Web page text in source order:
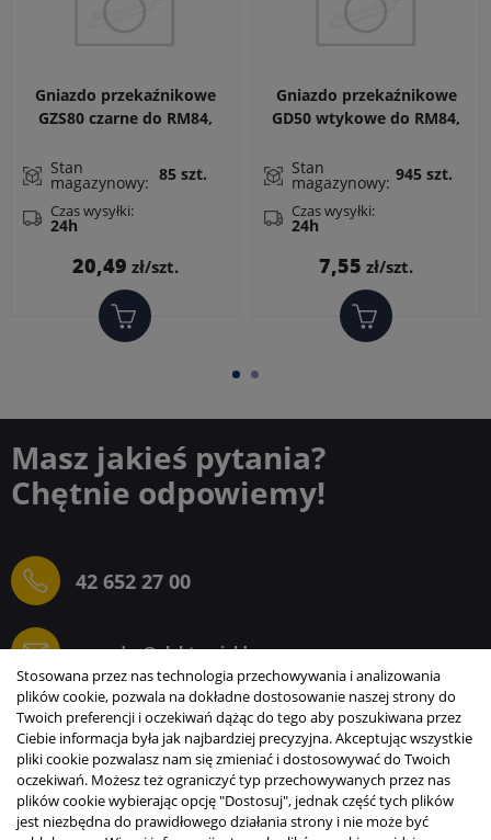
Gniazdo przekaźnikowe
GZS80 czarne do RM84,
Stan
magazynowy: 85 szt.
Czas wysyłki:
24h
20,49 zł/szt.
Gniazdo przekaźnikowe
GD50 wtykowe do RM84,
RMP84, RMP85, RM83,
RM87N. Wymiary: 31 x 13
x 9 mm
Stan
magazynowy: 945 szt.
Czas wysyłki:
24h
7,55 zł/szt.
Masz jakieś pytania?
Chętnie odpowiemy!
42 652 27 00
sprzedaz@elektrogielda.com
ELEKTROGIEŁDA SZ.ŻACZKIEWICZ; M.KARLIŃSKI
SP.J.
INFORMACJE
Stosowana przez nas technologia przechowywania i analizowania
plików cookie, pozwala na dokładne dostosowanie naszej strony do
Twoich preferencji i oczekiwań dążąc do tego aby poszukiwana przez
Ciebie informacja była jak najbardziej precyzyjna. Akceptując wszystkie
pliki cookie pozwalasz nam się zmieniać i dostosowywać do Twoich
oczekiwań. Możesz też ograniczyć typ przechowywanych przez nas
plików cookie wybierając opcję "Dostosuj", jednak część tych plików
jest niezbędna do prawidłowego działania strony i nie może być